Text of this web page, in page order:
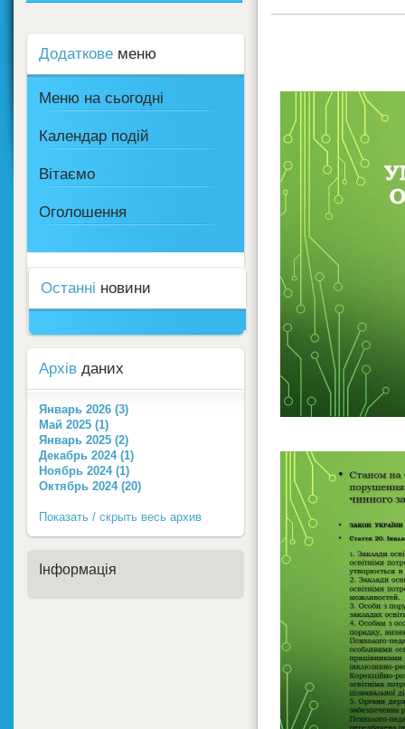
Додаткове меню
Меню на сьогодні
Календар подій
Вітаємо
Оголошення
Останні новини
Архів даних
Январь 2026 (3)
Май 2025 (1)
Январь 2025 (2)
Декабрь 2024 (1)
Ноябрь 2024 (1)
Октябрь 2024 (20)
Показать / скрыть весь архив
Інформація